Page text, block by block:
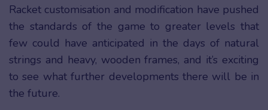
Racket customisation and modification have pushed
the standards of the game to greater levels that
few could have anticipated in the days of natural
strings and heavy, wooden frames, and it’s exciting
to see what further developments there will be in
the future.